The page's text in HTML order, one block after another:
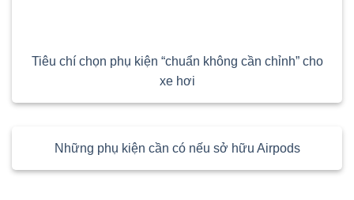
Tiêu chí chọn phụ kiện “chuẩn không cần chỉnh” cho
xe hơi
Những phụ kiện cần có nếu sở hữu Airpods